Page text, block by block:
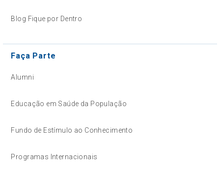
Blog Fique por Dentro
Faça Parte
Alumni
Educação em Saúde da População
Fundo de Estímulo ao Conhecimento
Programas Internacionais